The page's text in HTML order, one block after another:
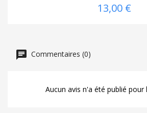
13,00 €
Commentaires (0)
Aucun avis n'a été publié pour